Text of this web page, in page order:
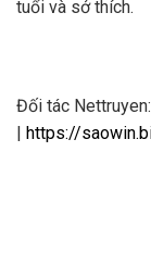
tuổi và sở thích.
Đối tác Nettruyen:
https://